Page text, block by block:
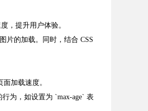
，提升用户体验。
片的加载。同时，结合 CSS
加载速度。
为，如设置为 `max-age` 表